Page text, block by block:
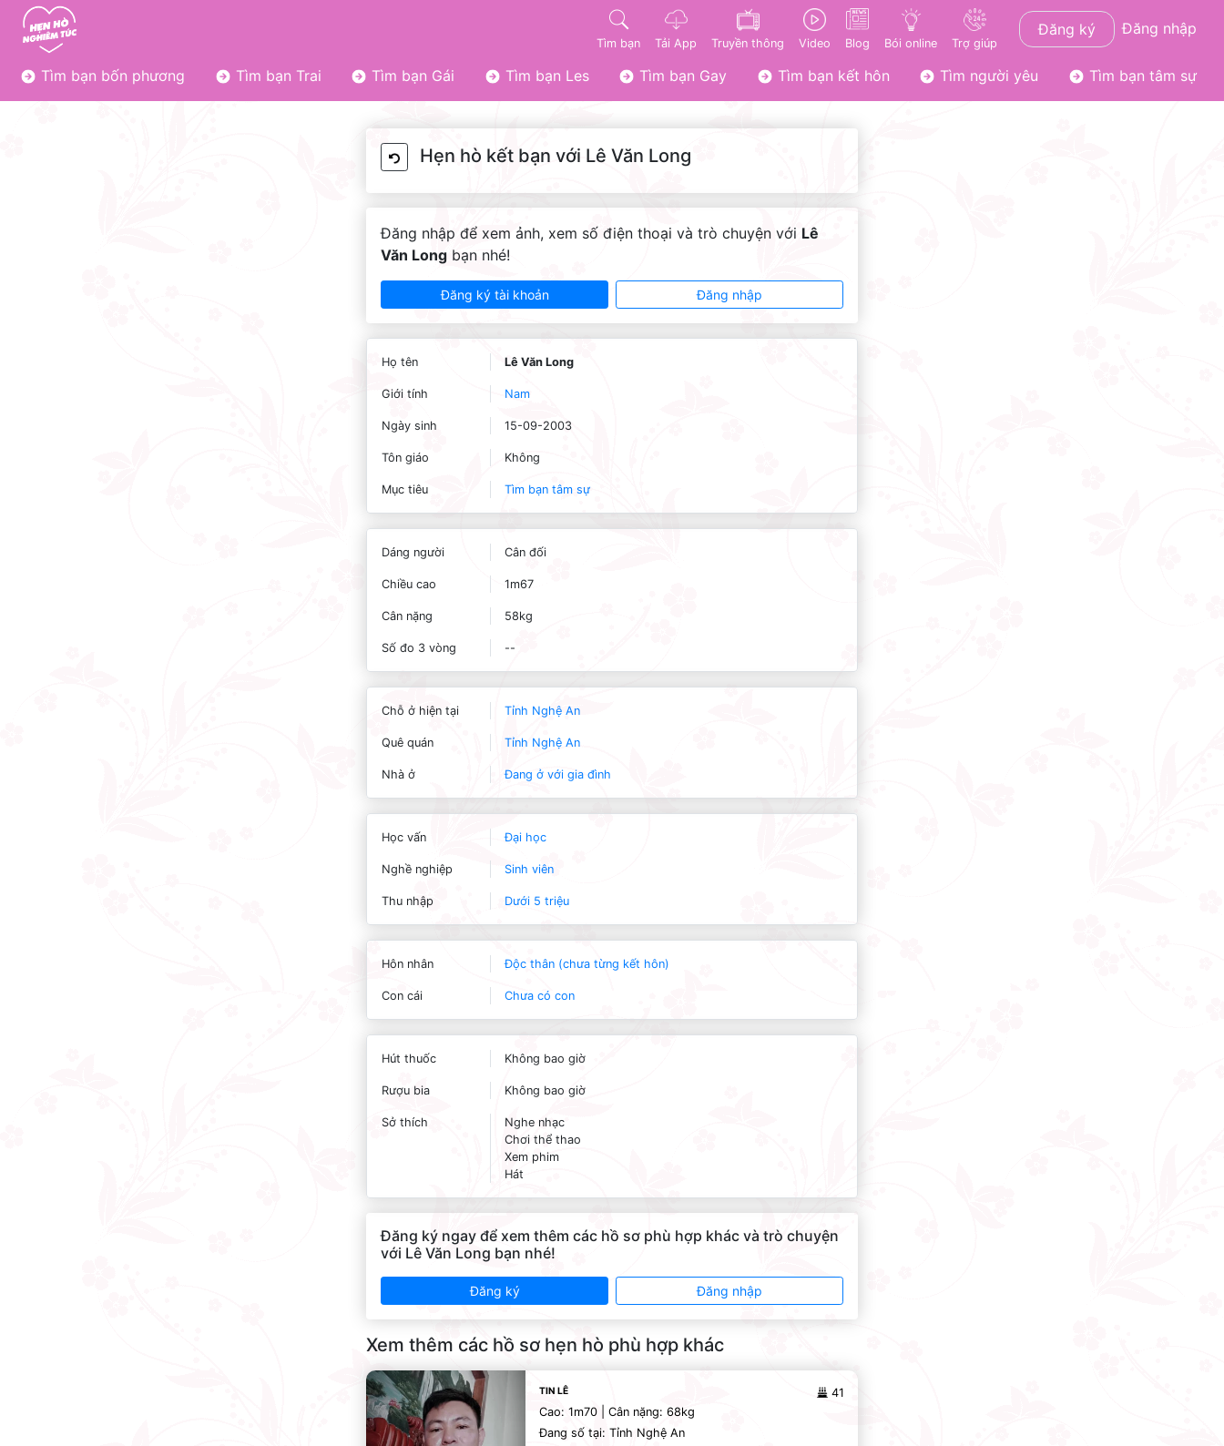
Tìm bạn Tải App Truyền thông Video Blog Bói online Trợ giúp
Đăng ký Đăng nhập
Tìm bạn bốn phương Tìm bạn Trai Tìm bạn Gái Tìm bạn Les Tìm bạn Gay Tìm bạn kết hôn Tìm người yêu Tìm bạn tâm sự
Hẹn hò kết bạn với Lê Văn Long
Đăng nhập để xem ảnh, xem số điện thoại và trò chuyện với Lê
Văn Long bạn nhé!
Đăng ký tài khoản Đăng nhập
Họ tên Lê Văn Long
Giới tính Nam
Ngày sinh 15-09-2003
Tôn giáo Không
Mục tiêu Tìm bạn tâm sự
Dáng người Cân đối
Chiều cao 1m67
Cân nặng 58kg
Số đo 3 vòng --
Chỗ ở hiện tại Tỉnh Nghệ An
Quê quán Tỉnh Nghệ An
Nhà ở Đang ở với gia đình
Học vấn Đại học
Nghề nghiệp Sinh viên
Thu nhập Dưới 5 triệu
Hôn nhân Độc thân (chưa từng kết hôn)
Con cái Chưa có con
Hút thuốc Không bao giờ
Rượu bia Không bao giờ
Sở thích
Nghe nhạc
Chơi thể thao
Xem phim
Hát
Đăng ký ngay để xem thêm các hồ sơ phù hợp khác và trò chuyện
với Lê Văn Long bạn nhé!
Đăng ký Đăng nhập
Xem thêm các hồ sơ hẹn hò phù hợp khác
41
TIN LÊ
Cao: 1m70 | Cân nặng: 68kg
Đang số tại: Tỉnh Nghệ An